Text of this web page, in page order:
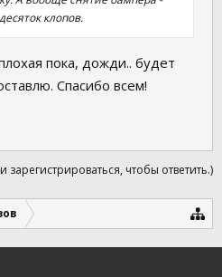
клопов.
пока, дожди.. будет
Спасибо всем!
чтобы ответить.)